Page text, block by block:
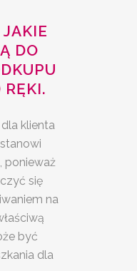
DO
RĘKI.
klienta
ponieważ
się
na
być
dla